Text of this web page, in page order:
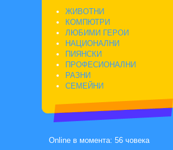
ЖИВОТНИ
КОМПЮТРИ
ЛЮБИМИ ГЕРОИ
НАЦИОНАЛНИ
ПИЯНСКИ
ПРОФЕСИОНАЛНИ
РАЗНИ
СЕМЕЙНИ
Online в момента: 56 човека